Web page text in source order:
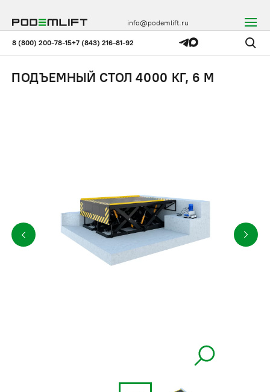
8 (800) 200-78-15+7 (843) 216-81-92
info@podemlift.ru
ПОДЪЕМНЫЙ СТОЛ 4000 КГ, 6 М